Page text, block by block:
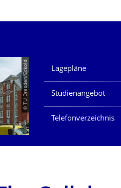
© TU Dresden/Eckold Unsere Dienste
Lagepläne
Studienangebot
Telefonverzeichnis